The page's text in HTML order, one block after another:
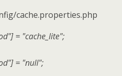
cache.properties.php
= "cache_lite";
= "null";